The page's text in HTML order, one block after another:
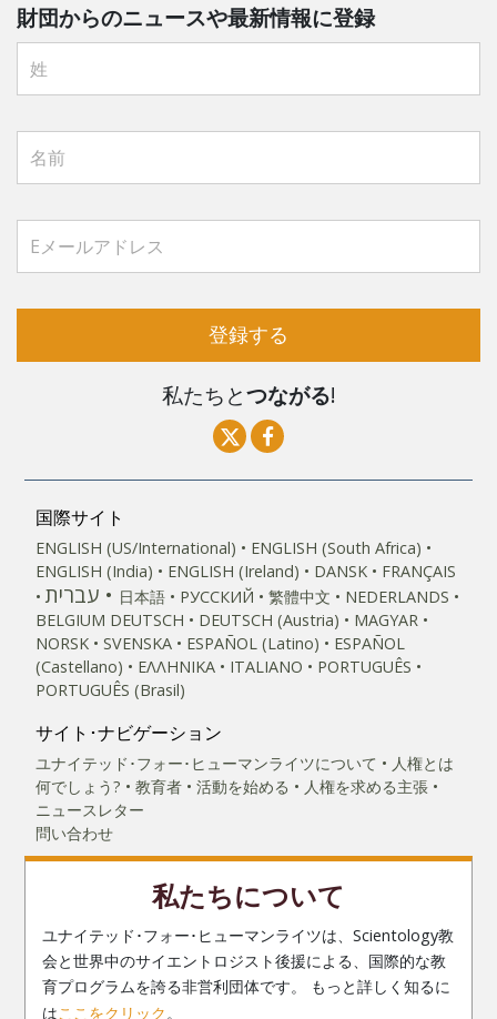
財団からのニュースや最新情報に登録
登録する
私たちとつながる!
国際サイト
ENGLISH (US/International)
ENGLISH (South Africa)
ENGLISH (India)
ENGLISH (Ireland) DANSK FRANÇAIS
עברית 日本語 РУССКИЙ 繁體中文
NEDERLANDS
BELGIUM DEUTSCH DEUTSCH (Austria)
MAGYAR
NORSK
SVENSKA ESPAÑOL (Latino)
ESPAÑOL
(Castellano)
ΕΛΛΗΝΙΚA ITALIANO
PORTUGUÊS
PORTUGUÊS (Brasil)‎
サイト･ナビゲーション
ユナイテッド･フォー･ヒューマンライツについて
人権とは
何でしょう?
教育者 活動を始める
人権を求める主張
ニュースレター
問い合わせ
私たちについて
ユナイテッド･フォー･ヒューマンライツは、Scientology教
会と世界中のサイエントロジスト後援による、国際的な教
育プログラムを誇る非営利団体です。 もっと詳しく知るに
はここをクリック。